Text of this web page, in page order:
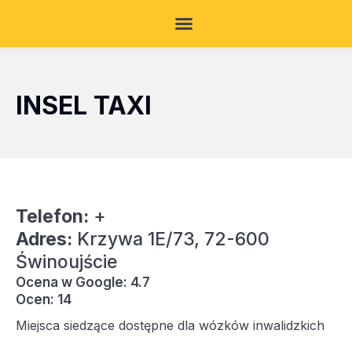
INSEL TAXI
Telefon: +
Adres: Krzywa 1E/73, 72-600
Świnoujście
Ocena w Google: 4.7
Ocen: 14
Miejsca siedzące dostępne dla wózków inwalidzkich